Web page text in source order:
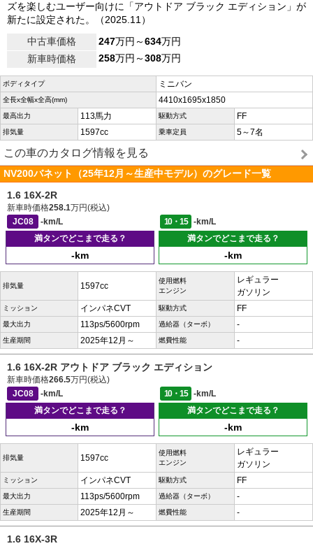
ズを楽しむユーザー向けに「アウトドア ブラック エディション」が
新たに設定された。（2025.11）
中古車価格
247万円～634万円
新車時価格
258万円～308万円
ボディタイプ ミニバン
全長x全幅x全高(mm) 4410x1695x1850
最高出力 113馬力 駆動方式 FF
排気量 1597cc 乗車定員 5～7名
この車のカタログ情報を見る
NV200バネット（25年12月～生産中モデル）のグレード一覧
1.6 16X-2R
新車時価格258.1万円(税込)
JC08
-km/L 10・15
-km/L
満タンでどこまで走る？
-km
満タンでどこまで走る？
-km
排気量 1597cc
使用燃料
エンジン
レギュラー
ガソリン
ミッション インパネCVT 駆動方式 FF
最大出力 113ps/5600rpm 過給器（ターボ） -
生産期間 2025年12月～ 燃費性能 -
1.6 16X-2R アウトドア ブラック エディション
新車時価格266.5万円(税込)
JC08
-km/L 10・15
-km/L
満タンでどこまで走る？
-km
満タンでどこまで走る？
-km
排気量 1597cc
使用燃料
エンジン
レギュラー
ガソリン
ミッション インパネCVT 駆動方式 FF
最大出力 113ps/5600rpm 過給器（ターボ） -
生産期間 2025年12月～ 燃費性能 -
1.6 16X-3R